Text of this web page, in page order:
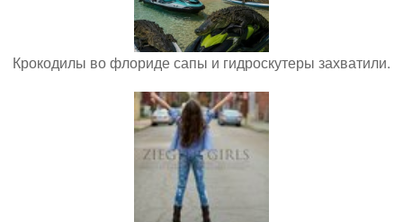
Крокодилы во флориде сапы и гидроскутеры захватили.